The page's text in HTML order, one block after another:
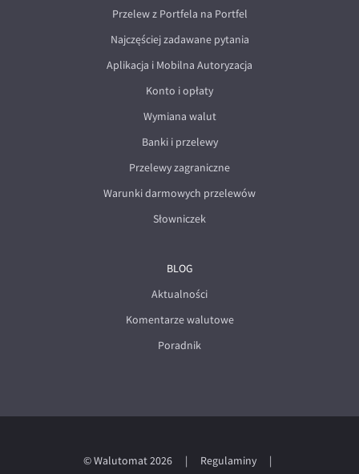
Przelew z Portfela na Portfel
Najczęściej zadawane pytania
Aplikacja i Mobilna Autoryzacja
Konto i opłaty
Wymiana walut
Banki i przelewy
Przelewy zagraniczne
Warunki darmowych przelewów
Słowniczek
BLOG
Aktualności
Komentarze walutowe
Poradnik
© Walutomat 2026 | Regulaminy
|